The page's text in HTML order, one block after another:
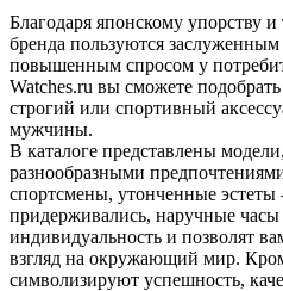
Благодаря японскому упорству
бренда пользуются
повышенным спросом у
Watches.ru вы сможете
строгий или спортивный
мужчины.
В каталоге представлены
разнообразными
спортсмены, утонченные эстеты
придерживались, наручные часы
индивидуальность и позволят
взгляд на окружающий мир.
символизируют успешность,